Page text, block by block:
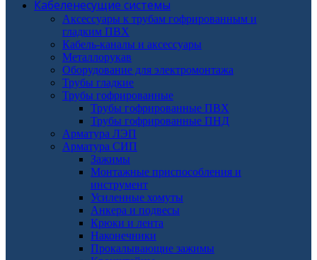
Кабеленесущие системы
Аксессуары к трубам гофрированным и
гладким ПВХ
Кабель-каналы и аксессуары
Металлорукав
Оборудование для электромонтажа
Трубы гладкие
Трубы гофрированные
Трубы гофрированные ПВХ
Трубы гофрированные ПНД
Арматура ЛЭП
Арматура СИП
Зажимы
Монтажные приспособления и
инструмент
Усиленные хомуты
Анкера и подвесы
Крюки и лента
Наконечники
Прокалывающие зажимы